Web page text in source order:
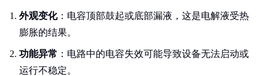
外观变化：电容顶部鼓起或底部漏液，这是电解液受热
膨胀的结果。
功能异常 ：电路中的电容失效可能导致设备无法启动或
运行不稳定。